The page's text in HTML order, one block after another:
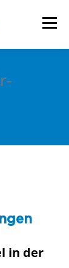
Menü
in der